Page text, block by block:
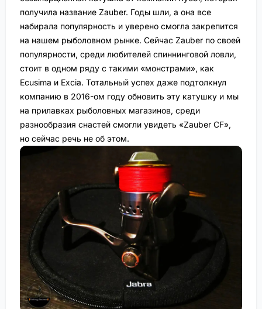
получила название Zauber. Годы шли, а она все
набирала популярность и уверено смогла закрепится
на нашем рыболовном рынке. Сейчас Zauber по своей
популярности, среди любителей спиннинговой ловли,
стоит в одном ряду с такими «монстрами», как
Ecusima и Excia. Тотальный успех даже подтолкнул
компанию в 2016-ом году обновить эту катушку и мы
на прилавках рыболовных магазинов, среди
разнообразия снастей смогли увидеть «Zauber CF»,
но сейчас речь не об этом.